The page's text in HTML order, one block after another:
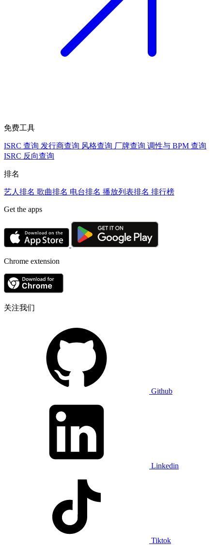
免费工具
ISRC 查询 发行商查询 风格查询 厂牌查询 调性与 BPM 查询
ISRC 反向查询
排名
艺人排名 歌曲排名 电台排名 播放列表排名 排行榜
Get the apps
Chrome extension
关注我们
Github
Linkedin
Tiktok